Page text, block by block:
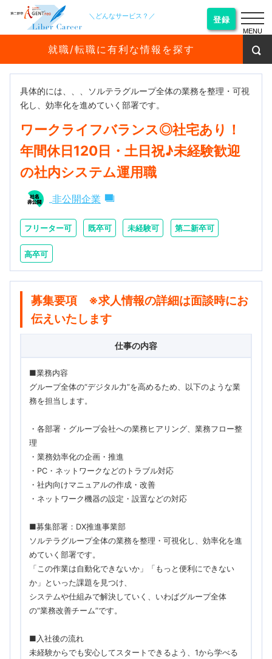
＼どんなサービス？／ 登録
就職/転職に有利な情報を探す
具体的には、、、ソルテラグループ全体の業務を整理・可視
化し、効率化を進めていく部署です。
ワークライフバランス◎社宅あり！
年間休日120日・土日祝♪未経験歓迎
の社内システム運用職
非公開企業
フリーター可 既卒可 未経験可 第二新卒可
高卒可
募集要項 ※求人情報の詳細は面談時にお
伝えいたします
仕事の内容
■業務内容
グループ全体の“デジタル力”を高めるため、以下のような業
務を担当します。
・各部署・グループ会社への業務ヒアリング、業務フロー整
理
・業務効率化の企画・推進
・PC・ネットワークなどのトラブル対応
・社内向けマニュアルの作成・改善
・ネットワーク機器の設定・設置などの対応
■募集部署：DX推進事業部
ソルテラグループ全体の業務を整理・可視化し、効率化を進
めていく部署です。
「この作業は自動化できないか」「もっと便利にできない
か」といった課題を見つけ、
システムや仕組みで解決していく、いわばグループ全体
の“業務改善チーム”です。
■入社後の流れ
未経験からでも安心してスタートできるよう、1から学べる
MENU